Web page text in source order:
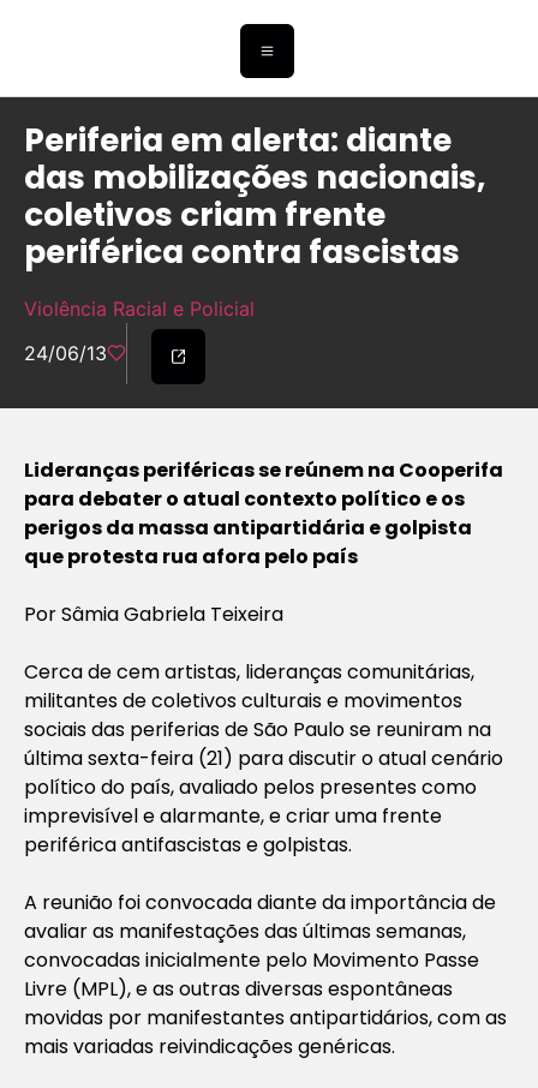
Periferia em alerta: diante
das mobilizações nacionais,
coletivos criam frente
periférica contra fascistas
Violência Racial e Policial
24/06/13
Lideranças periféricas se reúnem na Cooperifa
para debater o atual contexto político e os
perigos da massa antipartidária e golpista
que protesta rua afora pelo país
Por Sâmia Gabriela Teixeira
Cerca de cem artistas, lideranças comunitárias,
militantes de coletivos culturais e movimentos
sociais das periferias de São Paulo se reuniram na
última sexta-feira (21) para discutir o atual cenário
político do país, avaliado pelos presentes como
imprevisível e alarmante, e criar uma frente
periférica antifascistas e golpistas.
A reunião foi convocada diante da importância de
avaliar as manifestações das últimas semanas,
convocadas inicialmente pelo Movimento Passe
Livre (MPL), e as outras diversas espontâneas
movidas por manifestantes antipartidários, com as
mais variadas reivindicações genéricas.